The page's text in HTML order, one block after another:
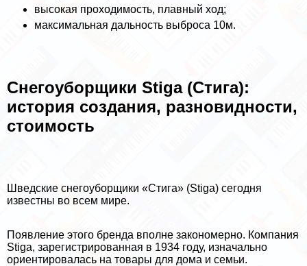
высокая проходимость, плавный ход;
максимальная дальность выброса 10м.
Снегоуборщики Stiga (Стига):
история создания, разновидности,
стоимость
Шведские снегоуборщики «Стига» (Stiga) сегодня
известны во всем мире.
Появление этого бренда вполне закономерно. Компания
Stiga, зарегистрированная в 1934 году, изначально
ориентировалась на товары для дома и семьи.